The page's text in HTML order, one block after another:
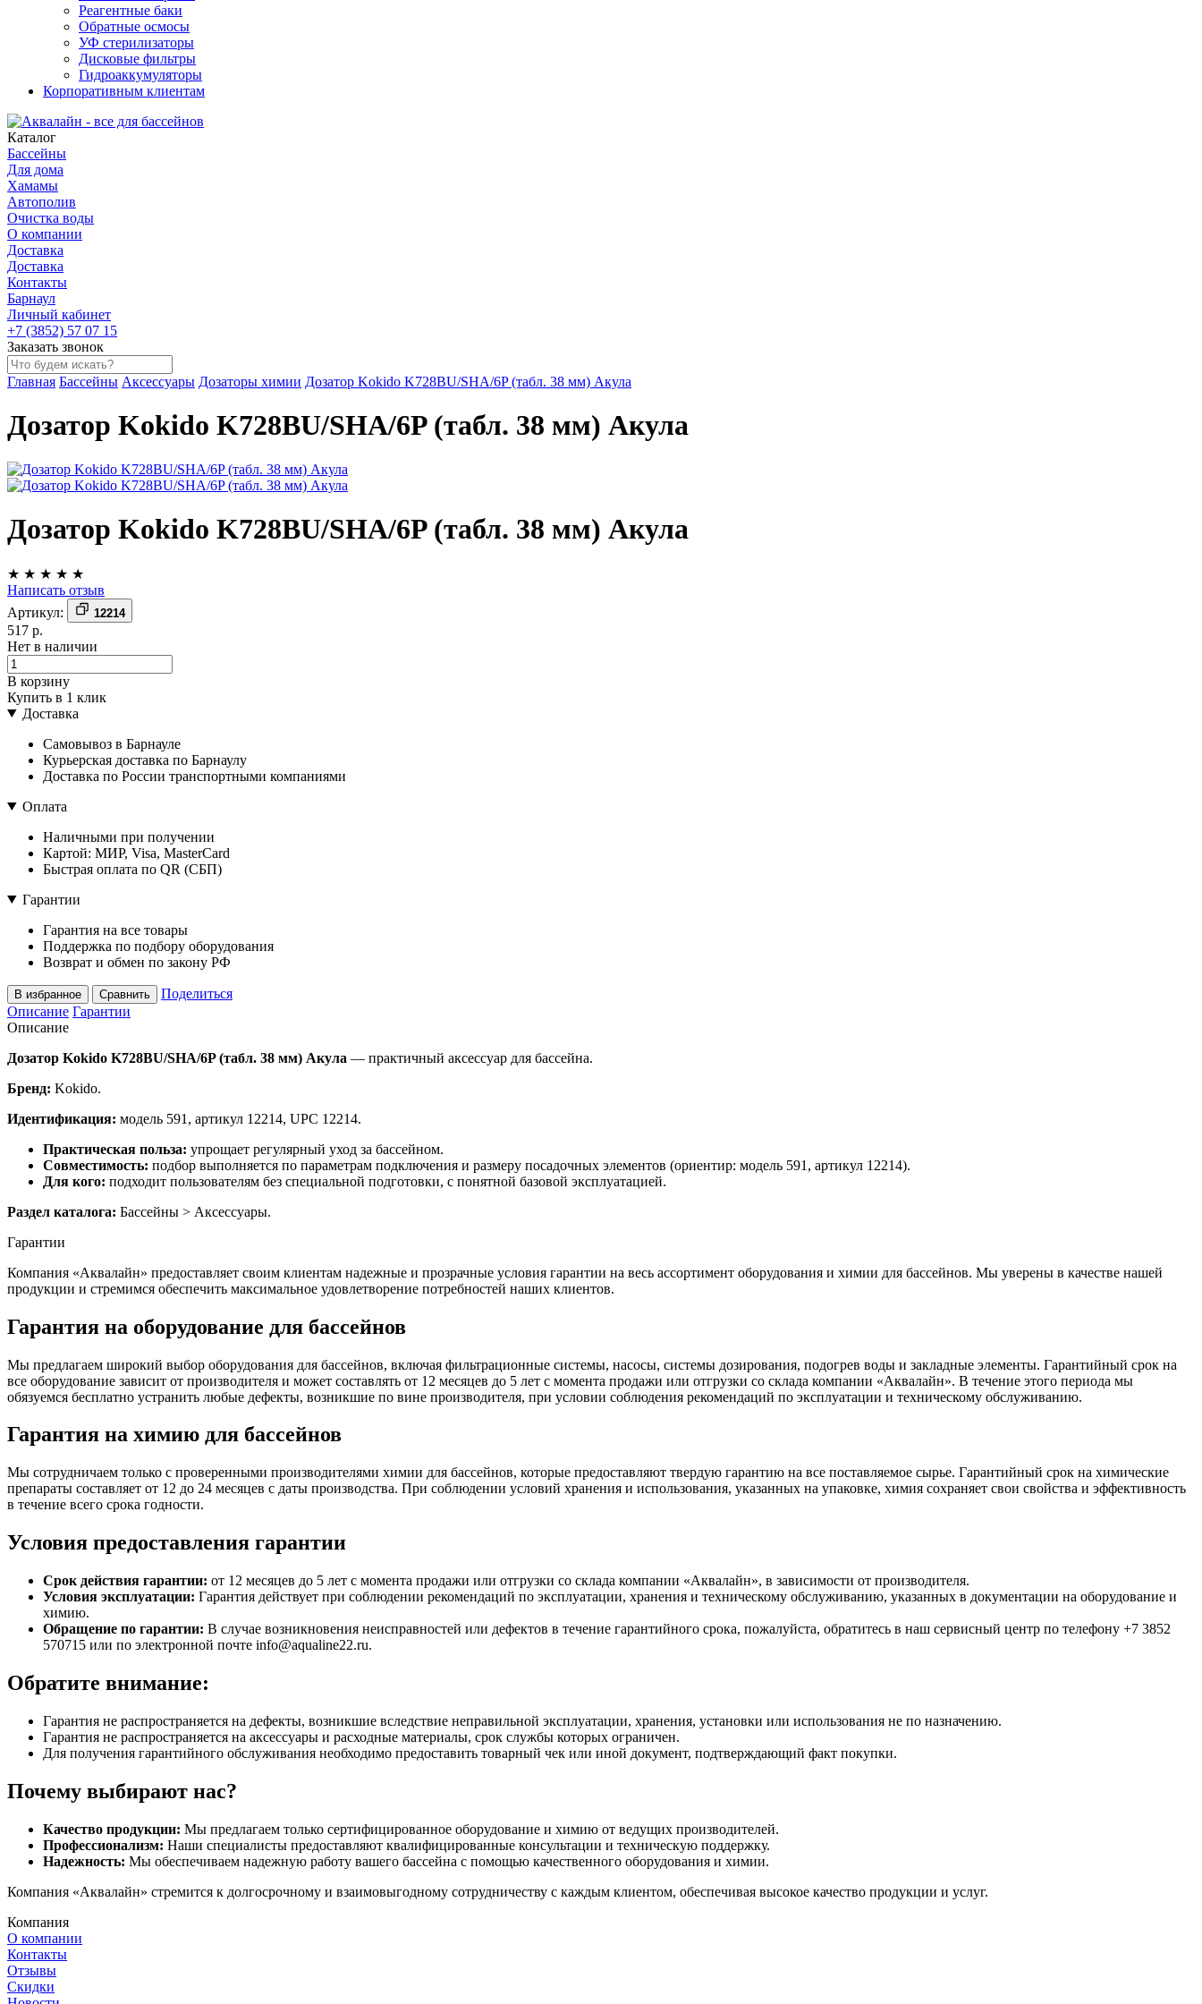
Реагентные баки
Обратные осмосы
УФ стерилизаторы
Дисковые фильтры
Гидроаккумуляторы
Корпоративным клиентам
Каталог
Бассейны
Для дома
Хамамы
Автополив
Очистка воды
О компании
Доставка
Доставка
Контакты
Барнаул
Личный кабинет
+7 (3852) 57 07 15
Заказать звонок
Главная Бассейны Аксессуары Дозаторы химии Дозатор Kokido K728BU/SHA/6P (табл. 38 мм) Акула
Дозатор Kokido K728BU/SHA/6P (табл. 38 мм) Акула
Дозатор Kokido K728BU/SHA/6P (табл. 38 мм) Акула
★ ★ ★ ★ ★
Написать отзыв
Артикул:
12214
517 р.
Нет в наличии
В корзину
Купить в 1 клик
Доставка
Самовывоз в Барнауле
Курьерская доставка по Барнаулу
Доставка по России транспортными компаниями
Оплата
Наличными при получении
Картой: МИР, Visa, MasterCard
Быстрая оплата по QR (СБП)
Гарантии
Гарантия на все товары
Поддержка по подбору оборудования
Возврат и обмен по закону РФ
В избранное Сравнить
Поделиться
Описание Гарантии
Описание
Дозатор Kokido K728BU/SHA/6P (табл. 38 мм) Акула — практичный аксессуар для бассейна.
Бренд: Kokido.
Идентификация: модель 591, артикул 12214, UPC 12214.
Практическая польза: упрощает регулярный уход за бассейном.
Совместимость: подбор выполняется по параметрам подключения и размеру посадочных элементов (ориентир: модель 591, артикул 12214).
Для кого: подходит пользователям без специальной подготовки, с понятной базовой эксплуатацией.
Раздел каталога: Бассейны > Аксессуары.
Гарантии
Компания «Аквалайн» предоставляет своим клиентам надежные и прозрачные условия гарантии на весь ассортимент оборудования и химии для бассейнов. Мы уверены в качестве нашей
продукции и стремимся обеспечить максимальное удовлетворение потребностей наших клиентов.
Гарантия на оборудование для бассейнов
Мы предлагаем широкий выбор оборудования для бассейнов, включая фильтрационные системы, насосы, системы дозирования, подогрев воды и закладные элементы. Гарантийный срок на
все оборудование зависит от производителя и может составлять от 12 месяцев до 5 лет с момента продажи или отгрузки со склада компании «Аквалайн». В течение этого периода мы
обязуемся бесплатно устранить любые дефекты, возникшие по вине производителя, при условии соблюдения рекомендаций по эксплуатации и техническому обслуживанию.
Гарантия на химию для бассейнов
Мы сотрудничаем только с проверенными производителями химии для бассейнов, которые предоставляют твердую гарантию на все поставляемое сырье. Гарантийный срок на химические
препараты составляет от 12 до 24 месяцев с даты производства. При соблюдении условий хранения и использования, указанных на упаковке, химия сохраняет свои свойства и эффективность
в течение всего срока годности.
Условия предоставления гарантии
Срок действия гарантии: от 12 месяцев до 5 лет с момента продажи или отгрузки со склада компании «Аквалайн», в зависимости от производителя.
Условия эксплуатации: Гарантия действует при соблюдении рекомендаций по эксплуатации, хранения и техническому обслуживанию, указанных в документации на оборудование и
химию.
Обращение по гарантии: В случае возникновения неисправностей или дефектов в течение гарантийного срока, пожалуйста, обратитесь в наш сервисный центр по телефону +7 3852
570715 или по электронной почте info@aqualine22.ru.
Обратите внимание:
Гарантия не распространяется на дефекты, возникшие вследствие неправильной эксплуатации, хранения, установки или использования не по назначению.
Гарантия не распространяется на аксессуары и расходные материалы, срок службы которых ограничен.
Для получения гарантийного обслуживания необходимо предоставить товарный чек или иной документ, подтверждающий факт покупки.
Почему выбирают нас?
Качество продукции: Мы предлагаем только сертифицированное оборудование и химию от ведущих производителей.
Профессионализм: Наши специалисты предоставляют квалифицированные консультации и техническую поддержку.
Надежность: Мы обеспечиваем надежную работу вашего бассейна с помощью качественного оборудования и химии.
Компания «Аквалайн» стремится к долгосрочному и взаимовыгодному сотрудничеству с каждым клиентом, обеспечивая высокое качество продукции и услуг.
Компания
О компании
Контакты
Отзывы
Скидки